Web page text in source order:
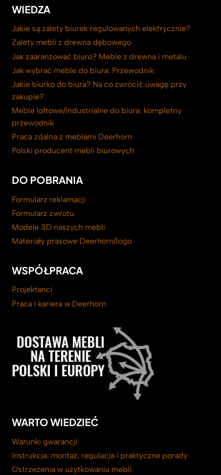
WIEDZA
Jakie są zalety biurek regulowanych elektrycznie?
Zalety mebli z drewna dębowego
Jak zaaranżować biuro? Meble z drewna i metalu
Jak wybrać meble do biura: Przewodnik
Jakie biurko do biura? Na co zwrócić uwagę przy
zakupie?
Meble loftowe/industrialne do biura: kompletny
przewodnik
Praca zdalna z meblami Deerhorn
Polski producent mebli biurowych
DO POBRANIA
Formularz reklamacji
Formularz zwrotu
Modele 3D naszych mebli
Materiały prasowe Deerhorn/logo
WSPÓŁPRACA
Projektanci
Praca i kariera w Deerhorn
WARTO WIEDZIEĆ
Warunki gwarancji
Instrukcja: montaż, regulacja i praktyczne porady
Ostrzeżenia w użytkowaniu mebli